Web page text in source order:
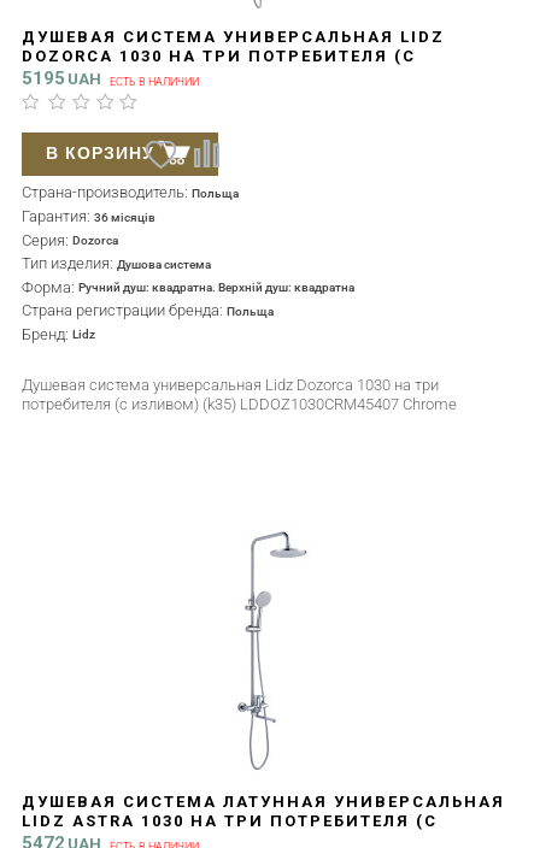
ДУШЕВАЯ СИСТЕМА УНИВЕРСАЛЬНАЯ LIDZ
DOZORCA 1030 НА ТРИ ПОТРЕБИТЕЛЯ (С
ИЗЛИВОМ) (K35) LDDOZ1030CRM45407 CHROME
5195 UAH ЕСТЬ В НАЛИЧИИ
Страна-производитель: Польща
Гарантия: 36 місяців
Серия: Dozorca
Тип изделия: Душова система
Форма: Ручний душ: квадратна. Верхній душ: квадратна
Страна регистрации бренда: Польща
Бренд: Lidz
Душевая система универсальная Lidz Dozorca 1030 на три
потребителя (с изливом) (k35) LDDOZ1030CRM45407 Chrome
В КОРЗИНУ
ДУШЕВАЯ СИСТЕМА ЛАТУННАЯ УНИВЕРСАЛЬНАЯ
LIDZ ASTRA 1030 НА ТРИ ПОТРЕБИТЕЛЯ (С
ИЗЛИВОМ) (K35) LDAST1030CRM48086 CHROME
UAH